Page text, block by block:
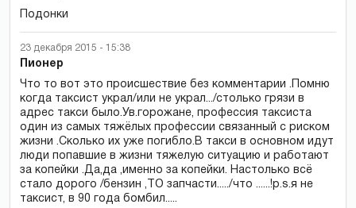
Подонки
23 декабря 2015 - 15:38
Пионер
Что то вот это происшествие без комментарии .Помню
когда таксист украл/или не украл.../столько грязи в
адрес такси было.Ув.горожане, профессия таксиста
один из самых тяжёлых профессии связанный с риском
жизни .Сколько их уже погибло.В такси в основном идут
люди попавшие в жизни тяжелую ситуацию и работают
за копейки .Да,да ,именно за копейки. Настолько всё
стало дорого /бензин ,ТО запчасти...../что ......!p.s.я не
таксист, в 90 года бомбил.....